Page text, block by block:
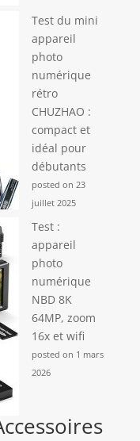
Test du mini
appareil
photo
numérique
rétro
CHUZHAO :
compact et
idéal pour
débutants
posted on 23
juillet 2025
Test :
appareil
photo
numérique
NBD 8K
64MP, zoom
16x et wifi
posted on 1 mars
2026